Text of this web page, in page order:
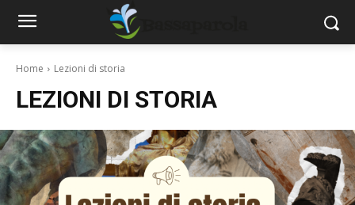
Home Lezioni di storia
LEZIONI DI STORIA